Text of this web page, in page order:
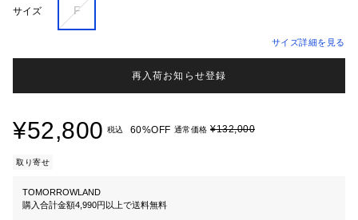
サイズ F
サイズ詳細を見る
再入荷お知らせ登録
¥52,800 税込 60%OFF 通常価格 ¥132,000
取り寄せ
TOMORROWLAND
購入合計金額4,990円以上で送料無料